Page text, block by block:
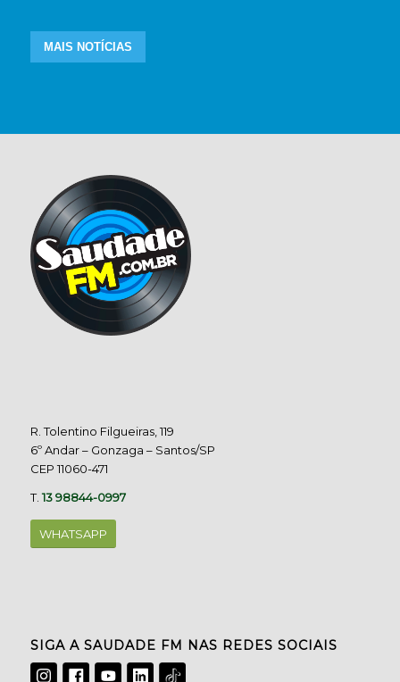
MAIS NOTÍCIAS
R. Tolentino Filgueiras, 119
6º Andar – Gonzaga – Santos/SP
CEP 11060-471
T.13 98844-0997
WHATSAPP
SIGA A SAUDADE FM NAS REDES SOCIAIS